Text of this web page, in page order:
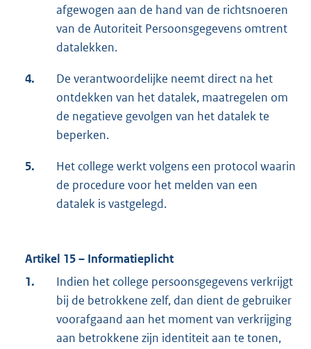
afgewogen aan de hand van de richtsnoeren
van de Autoriteit Persoonsgegevens omtrent
datalekken.
4.
De verantwoordelijke neemt direct na het
ontdekken van het datalek, maatregelen om
de negatieve gevolgen van het datalek te
beperken.
5.
Het college werkt volgens een protocol waarin
de procedure voor het melden van een
datalek is vastgelegd.
Artikel 15 – Informatieplicht
1.
Indien het college persoonsgegevens verkrijgt
bij de betrokkene zelf, dan dient de gebruiker
voorafgaand aan het moment van verkrijging
aan betrokkene zijn identiteit aan te tonen,